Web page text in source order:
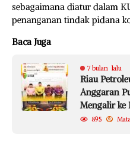
sebagaimana diatur dalam
penanganan tindak pidana
Baca Juga
7 bulan lalu
Riau
Anggaran
Mengalir ke
895